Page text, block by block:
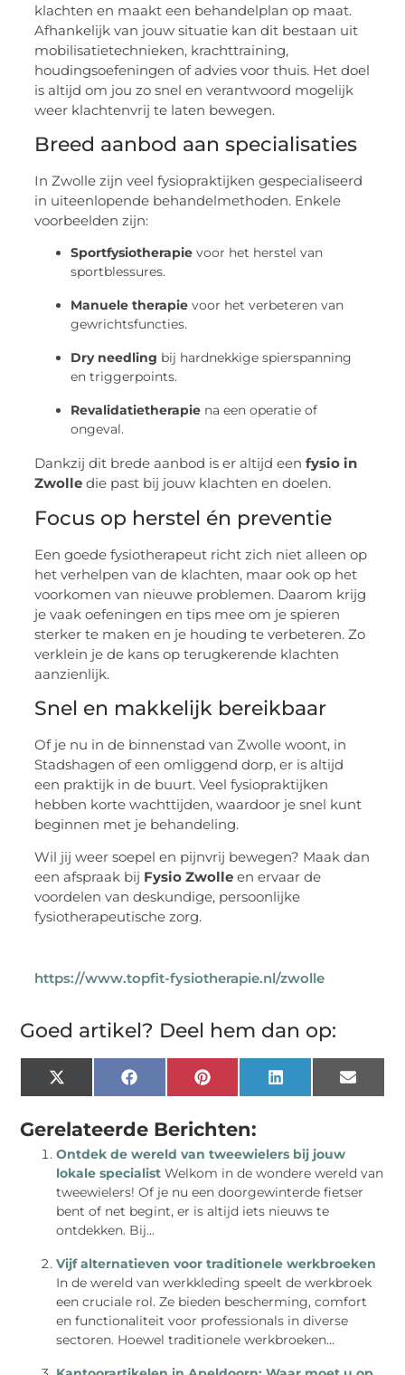
klachten en maakt een behandelplan op maat.
Afhankelijk van jouw situatie kan dit bestaan uit
mobilisatietechnieken, krachttraining,
houdingsoefeningen of advies voor thuis. Het doel
is altijd om jou zo snel en verantwoord mogelijk
weer klachtenvrij te laten bewegen.
Breed aanbod aan specialisaties
In Zwolle zijn veel fysiopraktijken gespecialiseerd
in uiteenlopende behandelmethoden. Enkele
voorbeelden zijn:
Sportfysiotherapie voor het herstel van
sportblessures.
Manuele therapie voor het verbeteren van
gewrichtsfuncties.
Dry needling bij hardnekkige spierspanning
en triggerpoints.
Revalidatietherapie na een operatie of
ongeval.
Dankzij dit brede aanbod is er altijd eenfysio in
Zwolle die past bij jouw klachten en doelen.
Focus op herstel én preventie
Een goede fysiotherapeut richt zich niet alleen op
het verhelpen van de klachten, maar ook op het
voorkomen van nieuwe problemen. Daarom krijg
je vaak oefeningen en tips mee om je spieren
sterker te maken en je houding te verbeteren. Zo
verklein je de kans op terugkerende klachten
aanzienlijk.
Snel en makkelijk bereikbaar
Of je nu in de binnenstad van Zwolle woont, in
Stadshagen of een omliggend dorp, er is altijd
een praktijk in de buurt. Veel fysiopraktijken
hebben korte wachttijden, waardoor je snel kunt
beginnen met je behandeling.
Wil jij weer soepel en pijnvrij bewegen? Maak dan
een afspraak bij Fysio Zwolle en ervaar de
voordelen van deskundige, persoonlijke
fysiotherapeutische zorg.
https://www.topfit-fysiotherapie.nl/zwolle
Goed artikel? Deel hem dan op:
X
(Twitter)
FacebookPinterestLinkedInEmail
Gerelateerde Berichten:
Ontdek de wereld van tweewielers bij jouw
lokale specialist Welkom in de wondere wereld van
tweewielers! Of je nu een doorgewinterde fietser
bent of net begint, er is altijd iets nieuws te
ontdekken. Bij...
Vijf alternatieven voor traditionele werkbroeken
In de wereld van werkkleding speelt de werkbroek
een cruciale rol. Ze bieden bescherming, comfort
en functionaliteit voor professionals in diverse
sectoren. Hoewel traditionele werkbroeken...